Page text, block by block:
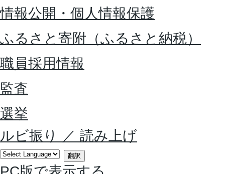
情報公開・個人情報保護
ふるさと寄附（ふるさと納税）
職員採用情報
監査
選挙
ルビ振り
／ 読み上げ
翻訳